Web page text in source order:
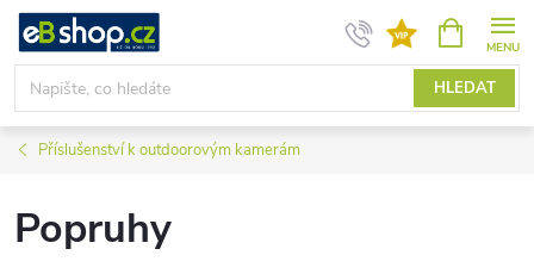
Přejít
obsah
HLEDAT
NÁKUPNÍ
KOŠÍK
Příslušenství k outdoorovým kamerám
Popruhy